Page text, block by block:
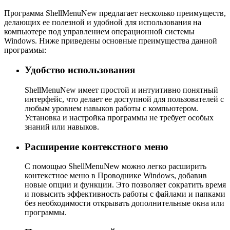
Программа ShellMenuNew предлагает несколько преимуществ,
делающих ее полезной и удобной для использования на
компьютере под управлением операционной системы
Windows. Ниже приведены основные преимущества данной
программы:
Удобство использования
ShellMenuNew имеет простой и интуитивно понятный
интерфейс, что делает ее доступной для пользователей с
любым уровнем навыков работы с компьютером.
Установка и настройка программы не требует особых
знаний или навыков.
Расширение контекстного меню
С помощью ShellMenuNew можно легко расширить
контекстное меню в Проводнике Windows, добавив
новые опции и функции. Это позволяет сократить время
и повысить эффективность работы с файлами и папками
без необходимости открывать дополнительные окна или
программы.